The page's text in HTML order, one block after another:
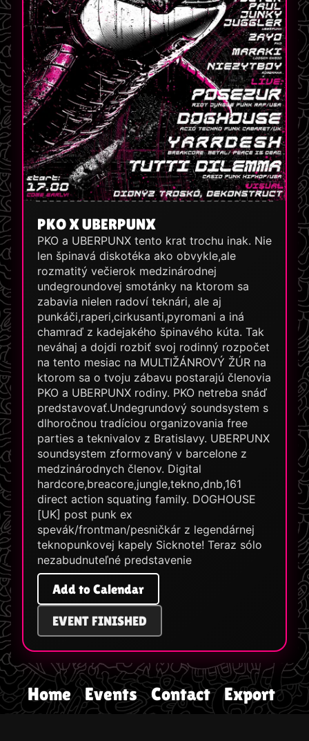
PKO X UBERPUNX
PKO a UBERPUNX tento krat trochu inak. Nie
len špinavá diskotéka ako obvykle,ale
rozmatitý večierok medzinárodnej
undegroundovej smotánky na ktorom sa
zabavia nielen radoví teknári, ale aj
punkáči,raperi,cirkusanti,pyromani a iná
chamraď z kadejakého špinavého kúta. Tak
neváhaj a dojdi rozbiť svoj rodinný rozpočet
na tento mesiac na MULTIŽÁNROVÝ ŽÚR na
ktorom sa o tvoju zábavu postarajú členovia
PKO a UBERPUNX rodiny. PKO netreba snáď
predstavovať.Undegrundový soundsystem s
dlhoročnou tradíciou organizovania free
parties a teknivalov z Bratislavy. UBERPUNX
soundsystem zformovaný v barcelone z
medzinárodnych členov. Digital
hardcore,breacore,jungle,tekno,dnb,161
direct action squating family. DOGHOUSE
[UK] post punk ex
spevák/frontman/pesničkár z legendárnej
teknopunkovej kapely Sicknote! Teraz sólo
nezabudnuteľné predstavenie
Add to Calendar
EVENT FINISHED
Home Events Contact Export